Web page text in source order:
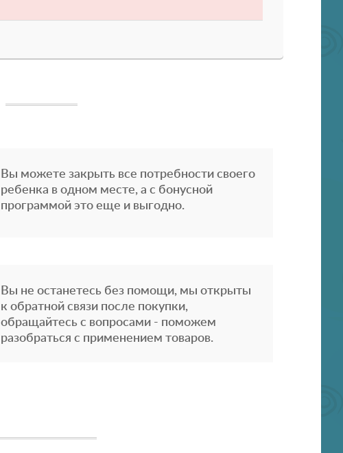
Вы можете закрыть все потребности своего
ребенка в одном месте, а с бонусной
программой это еще и выгодно.
Вы не останетесь без помощи, мы открыты
к обратной связи после покупки,
обращайтесь с вопросами - поможем
разобраться с применением товаров.